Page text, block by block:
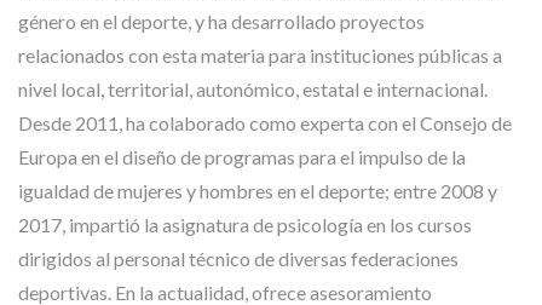
género en el deporte, y ha desarrollado proyectos
relacionados con esta materia para instituciones públicas a
nivel local, territorial, autonómico, estatal e internacional.
Desde 2011, ha colaborado como experta con el Consejo de
Europa en el diseño de programas para el impulso de la
igualdad de mujeres y hombres en el deporte; entre 2008 y
2017, impartió la asignatura de psicología en los cursos
dirigidos al personal técnico de diversas federaciones
deportivas. En la actualidad, ofrece asesoramiento